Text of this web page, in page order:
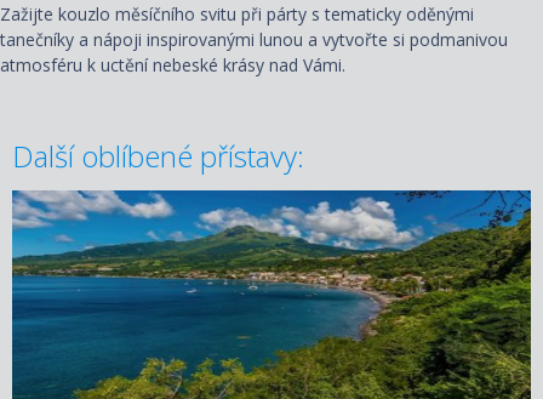
Zažijte kouzlo měsíčního svitu při párty s tematicky oděnými
tanečníky a nápoji inspirovanými lunou a vytvořte si podmanivou
atmosféru k uctění nebeské krásy nad Vámi.
Další oblíbené přístavy: